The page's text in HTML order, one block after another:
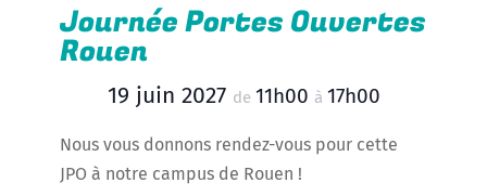
Journée Portes Ouvertes
Rouen
19 juin 2027 de 11h00 à 17h00
Nous vous donnons rendez-vous pour cette
JPO à notre campus de Rouen !